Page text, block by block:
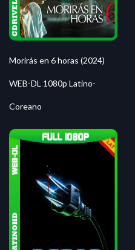
Morirás en 6 horas (2024)
WEB-DL 1080p Latino-
Coreano